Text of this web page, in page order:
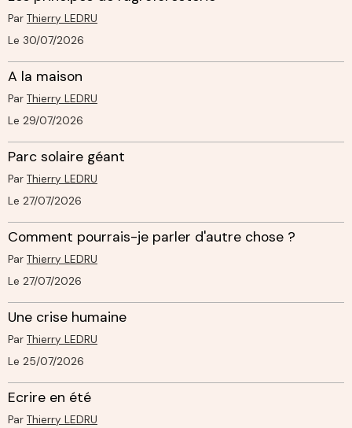
Par Thierry LEDRU
Le 30/07/2026
A la maison
Par Thierry LEDRU
Le 29/07/2026
Parc solaire géant
Par Thierry LEDRU
Le 27/07/2026
Comment pourrais-je parler d'autre chose ?
Par Thierry LEDRU
Le 27/07/2026
Une crise humaine
Par Thierry LEDRU
Le 25/07/2026
Ecrire en été
Par Thierry LEDRU